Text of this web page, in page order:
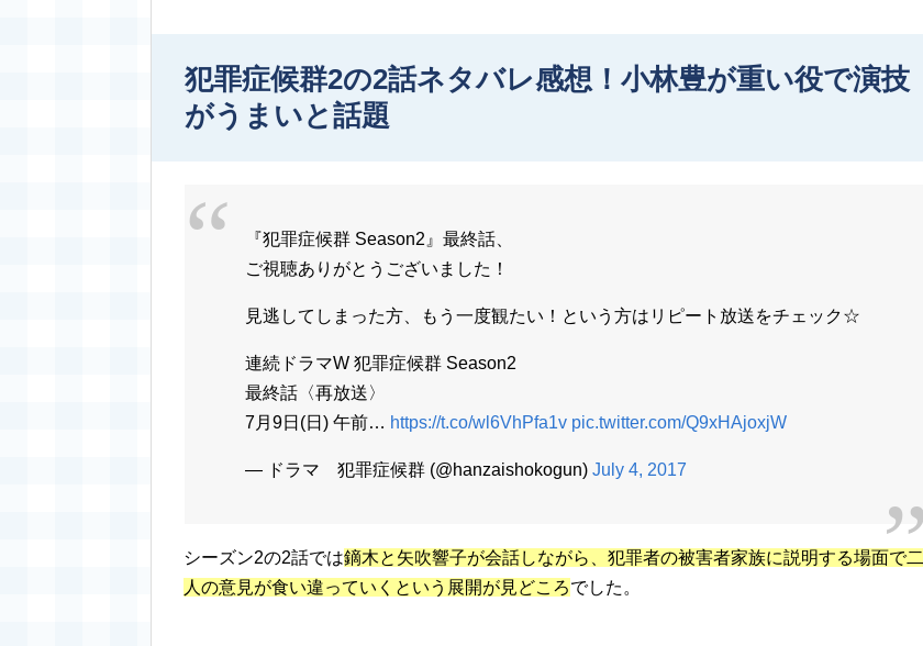
犯罪症候群2の2話ネタバレ感想！小林豊が重い役で演技
がうまいと話題
『犯罪症候群 Season2』最終話、
ご視聴ありがとうございました！
見逃してしまった方、もう一度観たい！という方はリピート放送をチェック☆
連続ドラマW 犯罪症候群 Season2
最終話〈再放送〉
7月9日(日) 午前… https://t.co/wl6VhPfa1v pic.twitter.com/Q9xHAjoxjW
— ドラマ 犯罪症候群 (@hanzaishokogun) July 4, 2017
シーズン2の2話では鏑木と矢吹響子が会話しながら、犯罪者の被害者家族に説明する場面で二
人の意見が食い違っていくという展開が見どころでした。